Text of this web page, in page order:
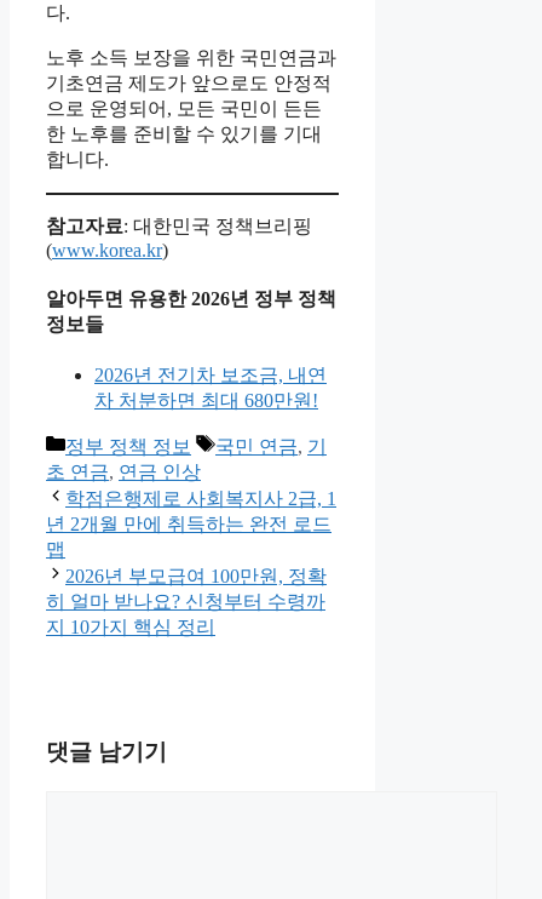
다.
노후 소득 보장을 위한 국민연금과
기초연금 제도가 앞으로도 안정적
으로 운영되어, 모든 국민이 든든
한 노후를 준비할 수 있기를 기대
합니다.
참고자료: 대한민국 정책브리핑
(www.korea.kr)
알아두면 유용한 2026년 정부 정책
정보들
2026년 전기차 보조금, 내연
차 처분하면 최대 680만원!
카
테
고
리
정부 정책 정보
태
국민 연금, 기
초 연금, 연금 인상
학점은행제로 사회복지사 2급, 1
년 2개월 만에 취득하는 완전 로드
맵
2026년 부모급여 100만원, 정확
히 얼마 받나요? 신청부터 수령까
지 10가지 핵심 정리
댓글 남기기